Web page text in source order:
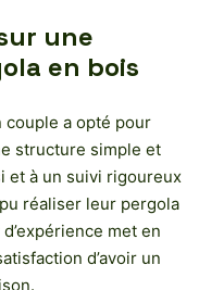
une
en bois
couple a opté pour
structure simple et
et à un suivi rigoureux
réaliser leur pergola
met en
d’avoir un